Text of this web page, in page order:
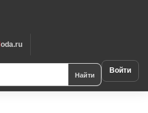
oda.ru
Найти Войти